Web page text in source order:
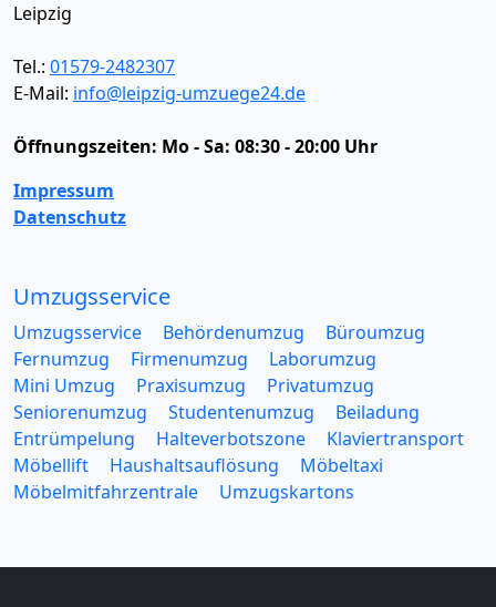
Leipzig
Tel.: 01579-2482307
E-Mail: info@leipzig-umzuege24.de
Öffnungszeiten: Mo - Sa: 08:30 - 20:00 Uhr
Impressum
Datenschutz
Umzugsservice
Umzugsservice Behördenumzug
Büroumzug
Fernumzug
Firmenumzug
Laborumzug
Mini Umzug
Praxisumzug
Privatumzug
Seniorenumzug
Studentenumzug
Beiladung
Entrümpelung
Halteverbotszone
Klaviertransport
Möbellift
Haushaltsauflösung
Möbeltaxi
Möbelmitfahrzentrale
Umzugskartons